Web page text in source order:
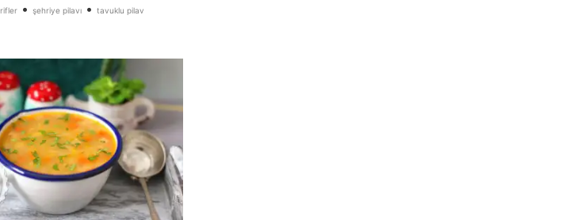
• şehriye pilavı • tavuklu pilav